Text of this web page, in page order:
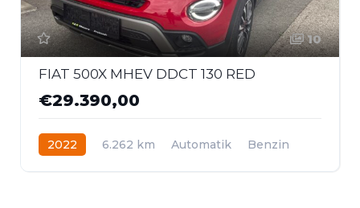
10
FIAT 500X MHEV DDCT 130 RED
€29.390,00
2022 6.262 km Automatik
Benzin